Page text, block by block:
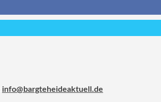
info@bargteheideaktuell.de